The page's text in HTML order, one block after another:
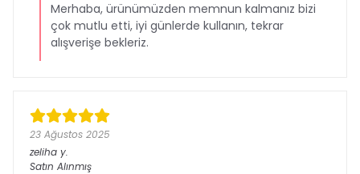
Merhaba, ürünümüzden memnun kalmanız bizi
çok mutlu etti, iyi günlerde kullanın, tekrar
alışverişe bekleriz.
23 Ağustos 2025
zeliha y.
Satın Alınmış